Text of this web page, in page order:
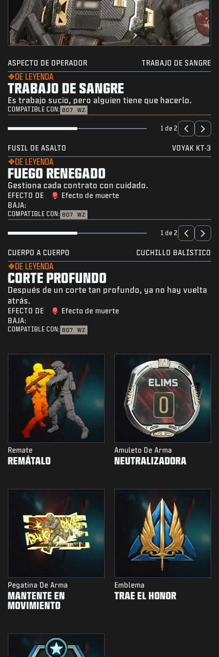
ASPECTO DE OPERADOR TRABAJO DE SANGRE
DE LEYENDA
TRABAJO DE SANGRE
Es trabajo sucio, pero alguien tiene que hacerlo.
COMPATIBLE CON: BO7 WZ
1 de 2
FUSIL DE ASALTO VOYAK KT-3
DE LEYENDA
FUEGO RENEGADO
Gestiona cada contrato con cuidado.
EFECTO DE
BAJA:
Efecto de muerte
COMPATIBLE CON: BO7 WZ
1 de 2
CUERPO A CUERPO CUCHILLO BALÍSTICO
DE LEYENDA
CORTE PROFUNDO
Después de un corte tan profundo, ya no hay vuelta
atrás.
EFECTO DE
BAJA:
Efecto de muerte
COMPATIBLE CON: BO7 WZ
Remate
REMÁTALO
Amuleto De Arma
NEUTRALIZADORA
Pegatina De Arma
MANTENTE EN
MOVIMIENTO
Emblema
TRAE EL HONOR